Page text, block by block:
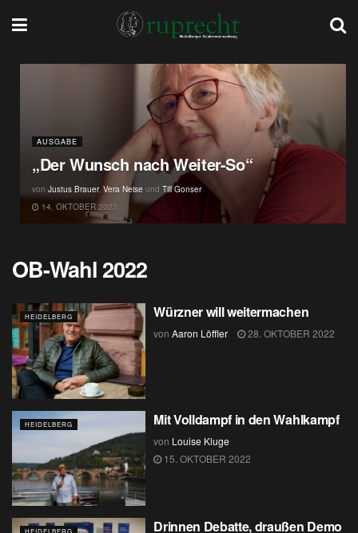
AUSGABE
„Der Wunsch nach Weiter-So“
von Justus Brauer, Vera Neise und Till Gonser
14. OKTOBER 2023
OB-Wahl 2022
HEIDELBERG Würzner will weitermachen
von Aaron Löffler 28. OKTOBER 2022
HEIDELBERG Mit Volldampf in den Wahlkampf
von Louise Kluge
15. OKTOBER 2022
HEIDELBERG Drinnen Debatte, draußen Demo